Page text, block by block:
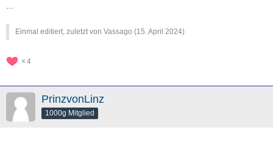
...
Einmal editiert, zuletzt von Vassago (15. April 2024)
4
PrinzvonLinz
1000g Mitglied